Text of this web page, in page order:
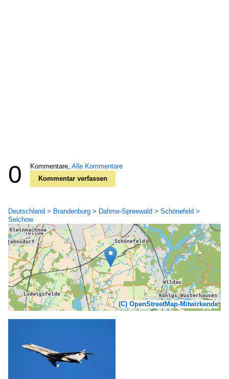
0 Kommentare, Alle Kommentare
Kommentar verfassen
Deutschland > Brandenburg > Dahme-Spreewald > Schönefeld >
Selchow
(C) OpenStreetMap-Mitwirkende